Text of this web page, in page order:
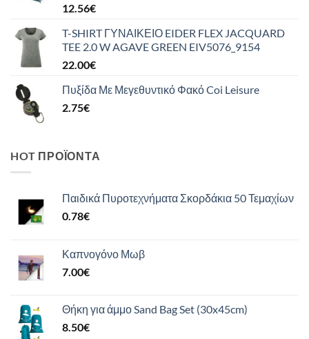
12.56€
T-SHIRT ΓΥΝΑΙΚΕΙΟ EIDER FLEX JACQUARD
TEE 2.0 W AGAVE GREEN EIV5076_9154
22.00€
Πυξίδα Με Μεγεθυντικό Φακό Coi Leisure
2.75€
HOT ΠΡΟΪΌΝΤΑ
Παιδικά Πυροτεχνήματα Σκορδάκια 50 Τεμαχίων
0.78€
Καπνογόνο Μωβ
7.00€
Θήκη για άμμο Sand Bag Set (30x45cm)
8.50€